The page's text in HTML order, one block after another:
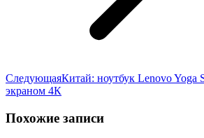
СледующаяСледующая
запись:
Китай: ноутбук Lenovo Yoga
экраном 4К
Похожие записи